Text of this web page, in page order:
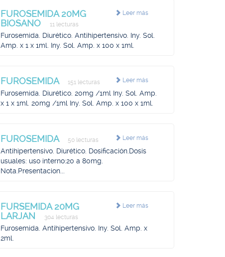
Leer más
FUROSEMIDA 20MG
BIOSANO
11 lecturas
Furosemida. Diurético. Antihipertensivo. Iny. Sol.
Amp. x 1 x 1ml. Iny. Sol. Amp. x 100 x 1ml.
Leer más
FUROSEMIDA 151 lecturas
Furosemida. Diurético. 20mg /1ml Iny. Sol. Amp.
x 1 x 1ml. 20mg /1ml Iny. Sol. Amp. x 100 x 1ml.
Leer más
FUROSEMIDA 50 lecturas
Antihipertensivo. Diurético. Dosificación.Dosis
usuales: uso interno:20 a 80mg.
Nota.Presentacion...
Leer más
FURSEMIDA 20MG
LARJAN
304 lecturas
Furosemida. Antihipertensivo. Iny. Sol. Amp. x
2ml.